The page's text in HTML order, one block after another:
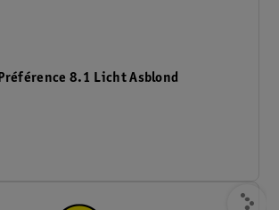
8.1 Licht Asblond